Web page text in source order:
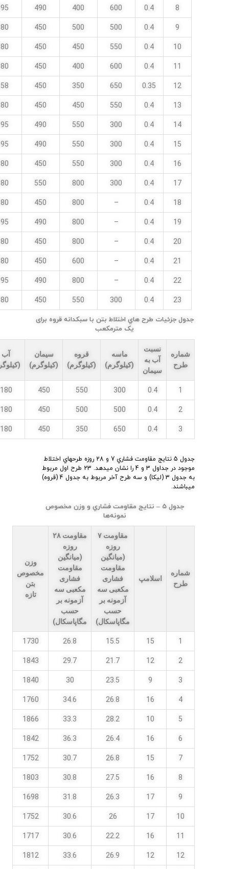
8
0.4
600
400
490
9
0.4
500
500
450
10
0.4
550
450
450
11
0.4
600
400
450
12
0.35
650
350
450
13
0.4
550
450
450
14
0.4
300
550
490
15
0.4
300
550
490
16
0.4
300
550
450
17
0.4
300
800
550
18
0.4
–
800
450
19
0.4
–
800
490
20
0.4
–
800
450
21
0.4
–
600
450
22
0.4
–
800
490
23
0.4
300
550
450
جدول جزئيات طرح هاي اختلاط بتن با سبكدانه قروه برای
یک مترمکعب
شماره
طرح
نسبت
آب به
سیمان
ماسه
(کیلوگرم)
قروه
(کیلوگرم)
سیمان
(کیلوگرم)
آب
1
0.4
300
550
450
180
2
0.4
500
500
450
180
3
0.4
650
350
450
180
جدول 5 نتايج مقاومت فشاري 7 و 28 روزه طرحهاي اختلاط
موجود در جداول 3 و 4 را نشان ميدهد. 23 طرح اول مربوط
به جدول 3 (ليكا) و سه طرح آخر مربوط به جدول 4 (قروه)
ميباشند.
جدول 5 – نتايج مقاومت فشاري و وزن مخصوص
نمونه‌ها
شماره
طرح
اسلامپ
مقاومت ۷
روزه
(میانگین
مقاومت
فشاری
مکعبی سه
آزمونه بر
حسب
مگاپاسکال)
مقاومت ۲۸
روزه
(میانگین
مقاومت
فشاری
مکعبی سه
آزمونه بر
حسب
مگاپاسکال)
وزن
مخصوص
بتن
تازه
1
15
15.5
26.8
1730
2
12
21.7
29.7
1843
3
9
23.5
30
1840
4
16
26.8
34.6
1760
5
10
28.2
33.3
1866
6
16
26.4
36.3
1842
7
15
26.8
30.7
1752
8
16
27.5
30.8
1803
9
17
26.3
31.8
1698
10
17
26
30.6
1752
11
16
22.2
30.6
1717
12
12
26.9
33.6
1812